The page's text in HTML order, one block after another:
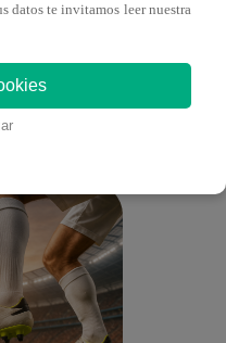
puede
datos te invitamos leer nuestra